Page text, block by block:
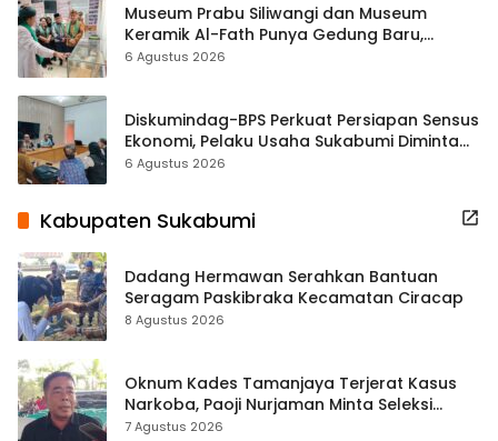
Museum Prabu Siliwangi dan Museum
Keramik Al-Fath Punya Gedung Baru,
Hampir 500 Koleksi Dipisahkan
6 Agustus 2026
Diskumindag-BPS Perkuat Persiapan Sensus
Ekonomi, Pelaku Usaha Sukabumi Diminta
Terbuka Beri Data
6 Agustus 2026
Kabupaten Sukabumi
Dadang Hermawan Serahkan Bantuan
Seragam Paskibraka Kecamatan Ciracap
8 Agustus 2026
Oknum Kades Tamanjaya Terjerat Kasus
Narkoba, Paoji Nurjaman Minta Seleksi
Calon Kades Diperketat
7 Agustus 2026